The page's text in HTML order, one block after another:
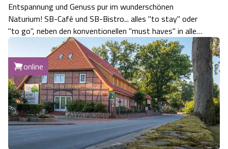
Entspannung und Genuss pur im wunderschönen
Naturium! SB-Café und SB-Bistro... alles "to stay" oder
"to go", neben den konventionellen "must haves" in allen
kulinarischen Bereichen auch vegane Alternativen! Auch
diverse Arrangements für private Feiern und
Betriebsausflüge sowie Kindergeburtstage! …
online